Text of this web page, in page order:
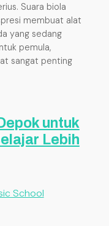
Suara biola
membuat alat
yang sedang
pemula,
sangat penting
untuk
Lebih
School